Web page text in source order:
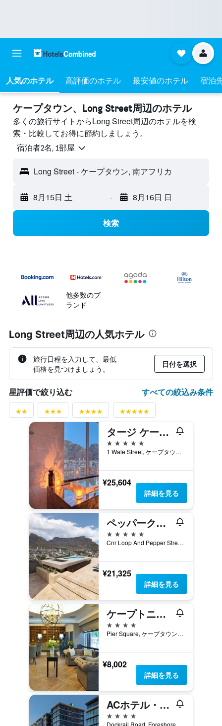
人気のホテル 高評価のホテル 最安値のホテル 宿泊
ケープタウン​、Long Street周辺のホテル
多くの旅行サイトからLong Street周辺のホテルを検
索・比較してお得に節約しましょう。
宿泊者2名, 1​部屋
Long Street - ケープタウン, 南アフリカ
8月15日 土 - 8月16日 日
検索
他多数のブ
ランド
Long Street周辺の人気ホテル
旅行日程を入力して、最低
価格を見つけましょう。
日付を選択
星評価で絞り込む すべての絞込み条件
タージ ケープ タウン
5つ星
1 Wale Street, ケープタウン, 西ケープ州, 南アフリカ
¥25,604
詳細を見る
ペッパークラブ ホテル
5つ星
Cnr Loop And Pepper Street, ケープタウン, 西ケープ州, 南アフリカ
¥21,325
詳細を見る
ケープトニアン ホテル
4つ星
Pier Square, ケープタウン, 西ケープ州, 南アフリカ
¥8,002
詳細を見る
ACホテル・ケープタウン・ウォーターフロント
4つ星